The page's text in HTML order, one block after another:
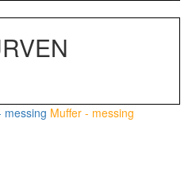
messing Muffer - messing